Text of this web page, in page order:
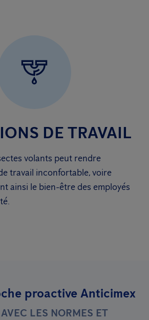
DE TRAVAIL
volants peut rendre
travail inconfortable, voire
ainsi le bien-être des employés
proactive Anticimex
LES NORMES ET